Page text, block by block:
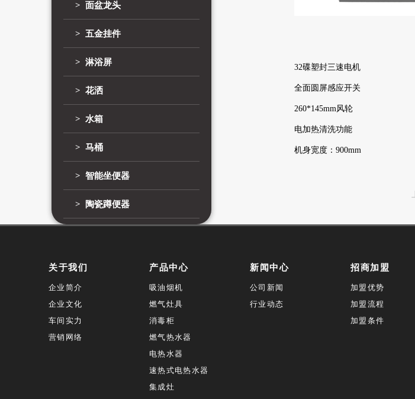
> 面盆龙头
> 五金挂件
> 淋浴屏
> 花洒
> 水箱
> 马桶
> 智能坐便器
> 陶瓷蹲便器
32碟塑封三速电机
全面圆屏感应开关
260*145mm风轮
电加热清洗功能
机身宽度：900mm
关于我们
企业简介
企业文化
车间实力
营销网络
产品中心
吸油烟机
燃气灶具
消毒柜
燃气热水器
电热水器
速热式电热水器
集成灶
新闻中心
公司新闻
行业动态
招商加盟
加盟优势
加盟流程
加盟条件